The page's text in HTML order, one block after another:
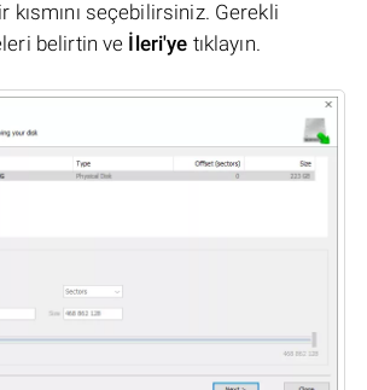
kısmını seçebilirsiniz. Gerekli
belirtin ve İleri'ye tıklayın.